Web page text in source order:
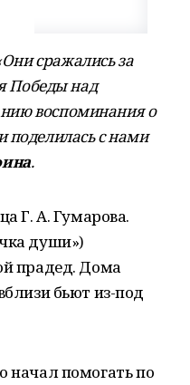
сражались за
Победы над
воспоминания о
поделилась с нами
.
Г. А. Гумарова.
души»)
прадед. Дома
бьют из-под
начал помогать по